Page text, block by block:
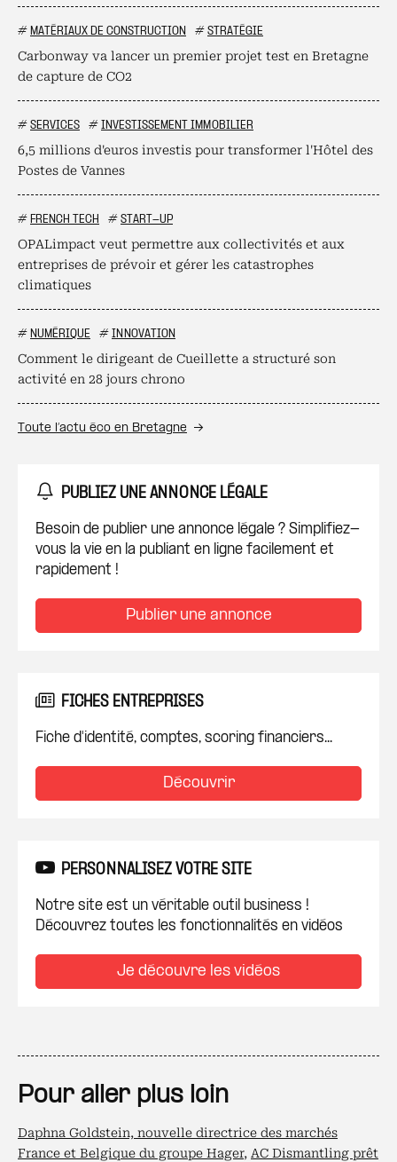
# MATÉRIAUX DE CONSTRUCTION # STRATÉGIE
Carbonway va lancer un premier projet test en Bretagne
de capture de CO2
# SERVICES # INVESTISSEMENT IMMOBILIER
6,5 millions d'euros investis pour transformer l'Hôtel des
Postes de Vannes
# FRENCH TECH # START-UP
OPALimpact veut permettre aux collectivités et aux
entreprises de prévoir et gérer les catastrophes
climatiques
# NUMÉRIQUE # INNOVATION
Comment le dirigeant de Cueillette a structuré son
activité en 28 jours chrono
Toute l’actu éco en Bretagne
PUBLIEZ UNE ANNONCE LÉGALE
Besoin de publier une annonce légale ? Simplifiez-
vous la vie en la publiant en ligne facilement et
rapidement !
Publier une annonce
FICHES ENTREPRISES
Fiche d'identité, comptes, scoring financiers...
Découvrir
PERSONNALISEZ VOTRE SITE
Notre site est un véritable outil business !
Découvrez toutes les fonctionnalités en vidéos
Je découvre les vidéos
Pour aller plus loin
Daphna Goldstein, nouvelle directrice des marchés
France et Belgique du groupe Hager, AC Dismantling prêt